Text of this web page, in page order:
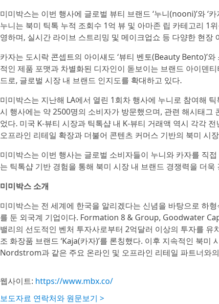
미미박스는 이번 행사에 글로벌 뷰티 브랜드 ‘누니(nooni)’와 ‘
누니는 북미 틱톡 누적 조회수 1억 뷰 및 아마존 립 카테고리 1
영하며, 실시간 라이브 스트리밍 및 메이크업쇼 등 다양한 현
카자는 도시락 콘셉트의 아이섀도 ‘뷰티 벤토(Beauty Bento)’
적인 제품 포맷과 차별화된 디자인이 돋보이는 브랜드 아이덴
드로, 글로벌 시장 내 브랜드 인지도를 확대하고 있다.
미미박스는 지난해 LA에서 열린 1회차 행사에 누니로 참여해
시 행사에는 약 2500명의 소비자가 방문했으며, 관련 해시태
었다. 미국 K-뷰티 시장과 틱톡샵 내 K-뷰티 거래액 역시 각각
오프라인 리테일 확장과 더불어 콘텐츠 커머스 기반의 북미 시
미미박스는 이번 행사는 글로벌 소비자들이 누니와 카자를 직
는 틱톡샵 기반 경험을 통해 북미 시장 내 브랜드 경쟁력을 더
미미박스 소개
미미박스는 전 세계에 한국을 알리겠다는 신념을 바탕으로 하
를 둔 외국계 기업이다. Formation 8 & Group, Goodwater
밸리의 선도적인 벤처 투자사로부터 2억달러 이상의 투자를
조 화장품 브랜드 ‘Kaja(카자)’를 론칭했다. 이후 지속적인 북
Nordstrom과 같은 주요 온라인 및 오프라인 리테일 파트너와
웹사이트: https://www.mbx.co/
보도자료 연락처와 원문보기 >